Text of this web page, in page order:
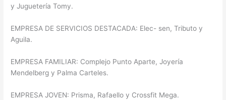
y Juguetería Tomy.
EMPRESA DE SERVICIOS DESTACADA: Elec- sen, Tributo y
Aguila.
EMPRESA FAMILIAR: Complejo Punto Aparte, Joyería
Mendelberg y Palma Carteles.
EMPRESA JOVEN: Prisma, Rafaello y Crossfit Mega.